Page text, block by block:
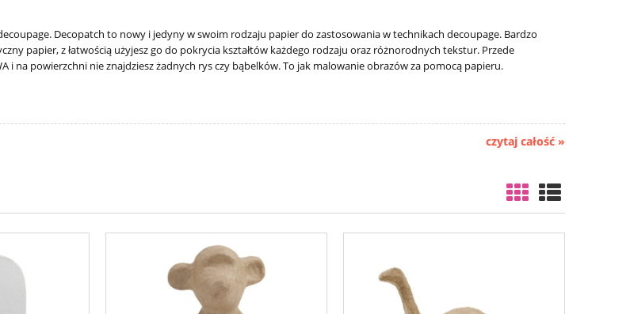
Decopatch to nowy i jedyny w swoim rodzaju papier do zastosowania w technikach decoupage. Bardzo
papier, z łatwością użyjesz go do pokrycia kształtów każdego rodzaju oraz różnorodnych tekstur. Przede
i na powierzchni nie znajdziesz żadnych rys czy bąbelków. To jak malowanie obrazów za pomocą papieru.
czytaj całość »